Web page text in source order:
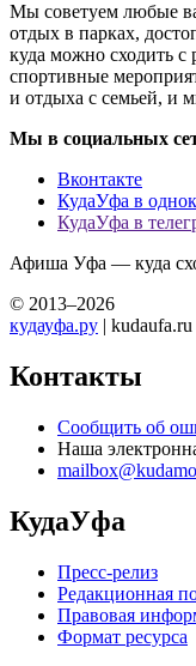
Мы советуем любые
отдых в парках,
куда можно сходить с
спортивные
и отдыха с семьей, и
Мы в социальных
Вконтакте
КудаУфа в
КудаУфа в
Афиша Уфа — куда
© 2013–2026
кудауфа.ру | kudaufa.ru
Контакты
Сообщить об
Наша
КудаУфа
Пресс-релиз
Редакционная
Правовая
Формат ресурса